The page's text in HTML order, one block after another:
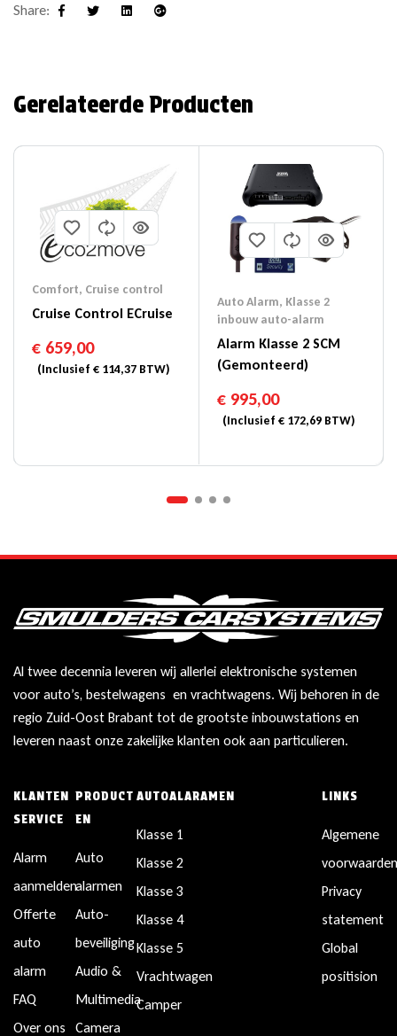
Share:
Facebook LinkedinGoogle+
Gerelateerde Producten
Comfort, Cruise control
Cruise Control ECruise
€ 659,00
(Inclusief € 114,37 BTW)
Auto Alarm, Klasse 2
inbouw auto-alarm
Alarm Klasse 2 SCM
(gemonteerd)
€995,00
(Inclusief €172,69BTW)
Al twee decennia leveren wij allerlei elektronische systemen
voor auto’s, bestelwagens en vrachtwagens. Wij behoren in de
regio Zuid-Oost Brabant tot de grootste inbouwstations en
leveren naast onze zakelijke klanten ook aan particulieren.
KLANTEN
SERVICE
Alarm
aanmelden
Offerte
auto
alarm
FAQ
Over ons
PRODUCT
EN
Auto
alarmen
Auto-
beveiliging
Audio &
Multimedia
Camera
AUTOALARAMEN
Klasse 1
Klasse 2
Klasse 3
Klasse 4
Klasse 5
Vrachtwagen
Camper
LINKS
Algemene
Privacy
statement
Global
positision